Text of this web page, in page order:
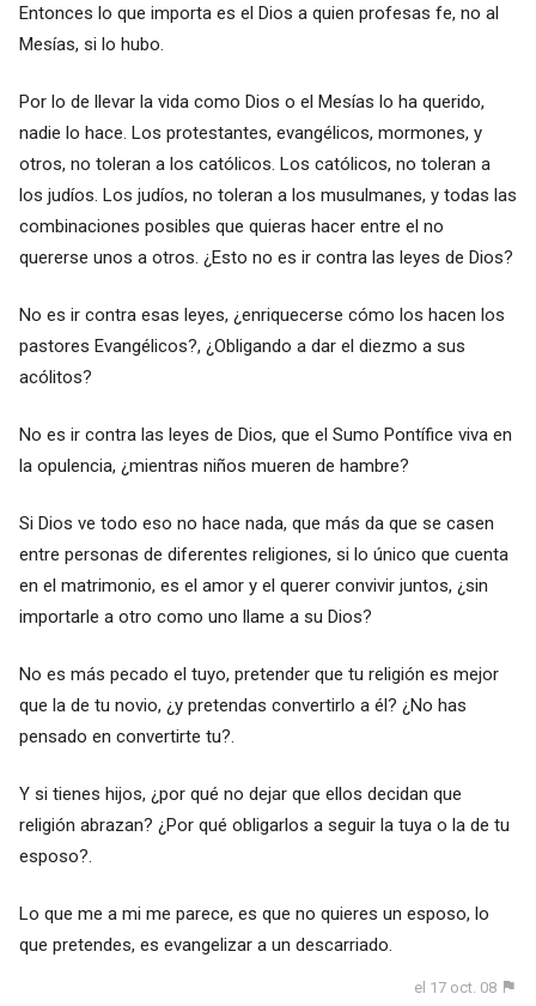
Entonces lo que importa es el Dios a quien profesas fe, no al
Mesías, si lo hubo.
Por lo de llevar la vida como Dios o el Mesías lo ha querido,
nadie lo hace. Los protestantes, evangélicos, mormones, y
otros, no toleran a los católicos. Los católicos, no toleran a
los judíos. Los judíos, no toleran a los musulmanes, y todas las
combinaciones posibles que quieras hacer entre el no
quererse unos a otros. ¿Esto no es ir contra las leyes de Dios?
No es ir contra esas leyes, ¿enriquecerse cómo los hacen los
pastores Evangélicos?, ¿Obligando a dar el diezmo a sus
acólitos?
No es ir contra las leyes de Dios, que el Sumo Pontífice viva en
la opulencia, ¿mientras niños mueren de hambre?
Si Dios ve todo eso no hace nada, que más da que se casen
entre personas de diferentes religiones, si lo único que cuenta
en el matrimonio, es el amor y el querer convivir juntos, ¿sin
importarle a otro como uno llame a su Dios?
No es más pecado el tuyo, pretender que tu religión es mejor
que la de tu novio, ¿y pretendas convertirlo a él? ¿No has
pensado en convertirte tu?.
Y si tienes hijos, ¿por qué no dejar que ellos decidan que
religión abrazan? ¿Por qué obligarlos a seguir la tuya o la de tu
esposo?.
Lo que me a mi me parece, es que no quieres un esposo, lo
que pretendes, es evangelizar a un descarriado.
el 17 oct. 08